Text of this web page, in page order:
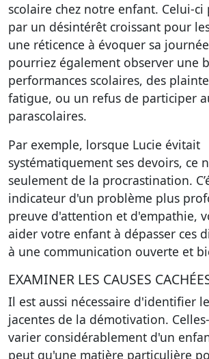
scolaire chez notre enfant. Celui-
par un désintérêt croissant pour
une réticence à évoquer sa
pourriez également observer une
performances scolaires, des
fatigue, ou un refus de participer
parascolaires.
Par exemple, lorsque Lucie évitait
systématiquement ses devoirs, ce
seulement de la procrastination.
indicateur d'un problème plus
preuve d'attention et d'empathie,
aider votre enfant à dépasser ces
à une communication ouverte et
EXAMINER LES CAUSES
Il est aussi nécessaire d'identifier
jacentes de la démotivation.
varier considérablement d'un
peut qu'une matière particulière